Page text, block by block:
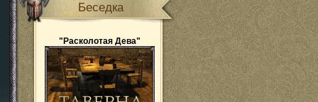
Беседка
"Расколотая Дева"